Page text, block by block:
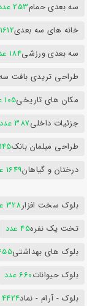
سه بعدی حمام253 عدد
خانه های سه بعدی1612 عدد
سه بعدی ورزشی184 عدد
طراحی تریدی بافت
مکان های تاریخی105 عدد
جزئیات داخلی387 عدد
طراحی مبلمان بانک145 عدد
درختان و گیاهان1649 عدد
بلوک سخت افزار328 عدد
تخت یک نفره45 عدد
بلوک های بهداشتی1655
بلوک حیوانات660 عدد
بلوک - آرام - نماد4424 عدد